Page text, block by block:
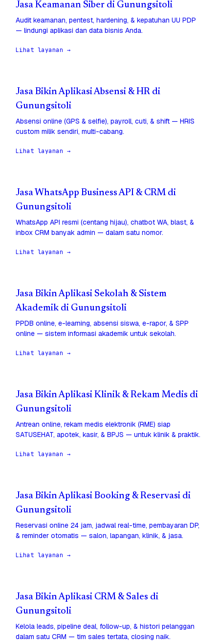
Jasa Keamanan Siber di Gunungsitoli
Audit keamanan, pentest, hardening, & kepatuhan UU PDP
— lindungi aplikasi dan data bisnis Anda.
Lihat layanan →
Jasa Bikin Aplikasi Absensi & HR di
Gunungsitoli
Absensi online (GPS & selfie), payroll, cuti, & shift — HRIS
custom milik sendiri, multi-cabang.
Lihat layanan →
Jasa WhatsApp Business API & CRM di
Gunungsitoli
WhatsApp API resmi (centang hijau), chatbot WA, blast, &
inbox CRM banyak admin — dalam satu nomor.
Lihat layanan →
Jasa Bikin Aplikasi Sekolah & Sistem
Akademik di Gunungsitoli
PPDB online, e-learning, absensi siswa, e-rapor, & SPP
online — sistem informasi akademik untuk sekolah.
Lihat layanan →
Jasa Bikin Aplikasi Klinik & Rekam Medis di
Gunungsitoli
Antrean online, rekam medis elektronik (RME) siap
SATUSEHAT, apotek, kasir, & BPJS — untuk klinik & praktik.
Lihat layanan →
Jasa Bikin Aplikasi Booking & Reservasi di
Gunungsitoli
Reservasi online 24 jam, jadwal real-time, pembayaran DP,
& reminder otomatis — salon, lapangan, klinik, & jasa.
Lihat layanan →
Jasa Bikin Aplikasi CRM & Sales di
Gunungsitoli
Kelola leads, pipeline deal, follow-up, & histori pelanggan
dalam satu CRM — tim sales tertata, closing naik.